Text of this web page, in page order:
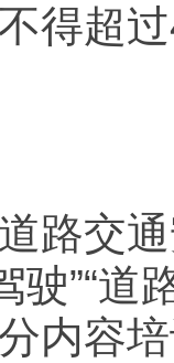
得超
路交
驶”“道
内容